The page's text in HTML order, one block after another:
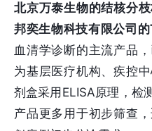
北京万泰生物的结核分
邦奕生物科技有限公司
血清学诊断的主流产品
为基层医疗机构、疾控
剂盒采用ELISA原理，检
产品更多用于初步筛查